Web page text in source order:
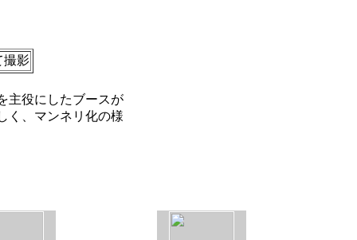
撮影
主役にしたブースが
く、マンネリ化の様